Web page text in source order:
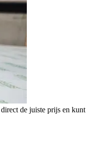
de juiste prijs en kunt